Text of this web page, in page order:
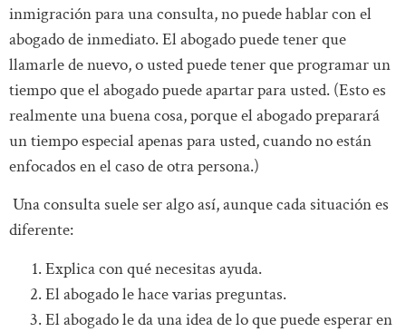
inmigración para una consulta, no puede hablar con el
abogado de inmediato. El abogado puede tener que
llamarle de nuevo, o usted puede tener que programar un
tiempo que el abogado puede apartar para usted. (Esto es
realmente una buena cosa, porque el abogado preparará
un tiempo especial apenas para usted, cuando no están
enfocados en el caso de otra persona.)
Una consulta suele ser algo así, aunque cada situación es
diferente:
Explica con qué necesitas ayuda.
El abogado le hace varias preguntas.
El abogado le da una idea de lo que puede esperar en